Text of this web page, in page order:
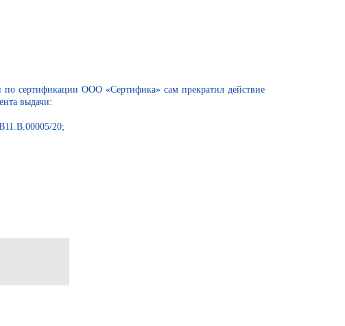
по сертификации ООО «Сертифика» сам прекратил действие
выдачи:
20;